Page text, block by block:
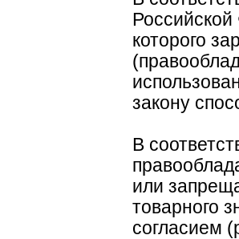
которого
закону
В
или
товарного
согласием